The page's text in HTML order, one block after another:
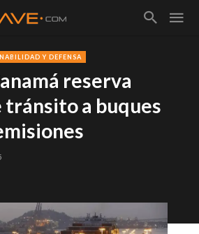
Y DEFENSA
reserva
tránsito a buques